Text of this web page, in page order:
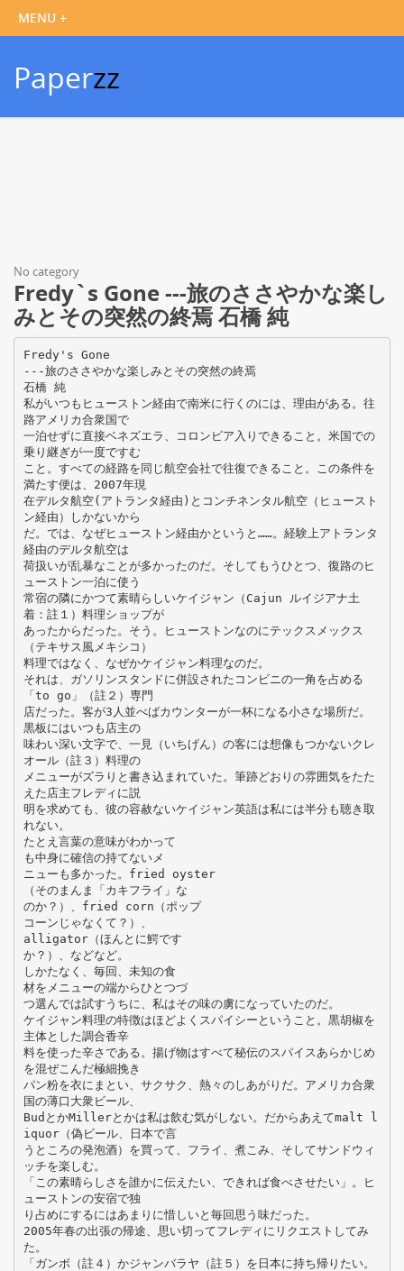
Paperzz
No category
Fredy`s Gone ---旅のささやかな楽し
みとその突然の終焉 石橋 純
Fredy's Gone
---旅のささやかな楽しみとその突然の終焉
石橋 純
私がいつもヒューストン経由で南米に行くのには、理由がある。往
路アメリカ合衆国で
一泊せずに直接ベネズエラ、コロンビア入りできること。米国での
乗り継ぎが一度ですむ
こと。すべての経路を同じ航空会社で往復できること。この条件を
満たす便は、2007年現
在デルタ航空(アトランタ経由)とコンチネンタル航空（ヒュースト
ン経由）しかないから
だ。では、なぜヒューストン経由かというと……。経験上アトランタ
経由のデルタ航空は
荷扱いが乱暴なことが多かったのだ。そしてもうひとつ、復路のヒ
ューストン一泊に使う
常宿の隣にかつて素晴らしいケイジャン（Cajun ルイジアナ土
着：註１）料理ショップが
あったからだった。そう。ヒューストンなのにテックスメックス
（テキサス風メキシコ）
料理ではなく、なぜかケイジャン料理なのだ。
それは、ガソリンスタンドに併設されたコンビニの一角を占める
「to go」（註２）専門
店だった。客が3人並べばカウンターが一杯になる小さな場所だ。
黒板にはいつも店主の
味わい深い文字で、一見（いちげん）の客には想像もつかないクレ
オール（註３）料理の
メニューがズラりと書き込まれていた。筆跡どおりの雰囲気をたた
えた店主フレディに説
明を求めても、彼の容赦ないケイジャン英語は私には半分も聴き取
れない。
たとえ言葉の意味がわかって
も中身に確信の持てないメ
ニューも多かった。fried oyster
（そのまんま「カキフライ」な
のか？）、fried corn（ポップ
コーンじゃなくて？）、
alligator（ほんとに鰐です
か？）、などなど。
しかたなく、毎回、未知の食
材をメニューの端からひとつづ
つ選んでは試すうちに、私はその味の虜になっていたのだ。
ケイジャン料理の特徴はほどよくスパイシーということ。黒胡椒を
主体とした調合香辛
料を使った辛さである。揚げ物はすべて秘伝のスパイスあらかじめ
を混ぜこんだ極細挽き
パン粉を衣にまとい、サクサク、熱々のしあがりだ。アメリカ合衆
国の薄口大衆ビール、
BudとかMillerとかは私は飲む気がしない。だからあえてmalt l
iquor（偽ビール、日本で言
うところの発泡酒）を買って、フライ、煮こみ、そしてサンドウィ
ッチを楽しむ。
「この素晴らしさを誰かに伝えたい、できれば食べさせたい」。ヒ
ューストンの安宿で独
り占めにするにはあまりに惜しいと毎回思う味だった。
2005年春の出張の帰途、思い切ってフレディにリクエストしてみ
た。
「ガンボ（註４）かジャンバラヤ（註５）を日本に持ち帰りたい。